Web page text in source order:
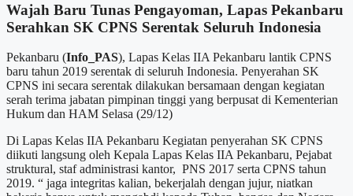
Wajah Baru Tunas Pengayoman, Lapas Pekanbaru
Serahkan SK CPNS Serentak Seluruh Indonesia
Pekanbaru (Info_PAS), Lapas Kelas IIA Pekanbaru lantik CPNS
baru tahun 2019 serentak di seluruh Indonesia. Penyerahan SK
CPNS ini secara serentak dilakukan bersamaan dengan kegiatan
serah terima jabatan pimpinan tinggi yang berpusat di Kementerian
Hukum dan HAM Selasa (29/12)
Di Lapas Kelas IIA Pekanbaru Kegiatan penyerahan SK CPNS
diikuti langsung oleh Kepala Lapas Kelas IIA Pekanbaru, Pejabat
struktural, staf administrasi kantor, PNS 2017 serta CPNS tahun
2019. “ jaga integritas kalian, bekerjalah dengan jujur, niatkan